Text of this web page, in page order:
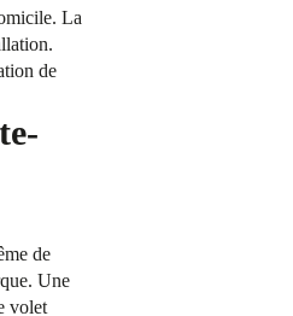
La
de
de
Une
volet